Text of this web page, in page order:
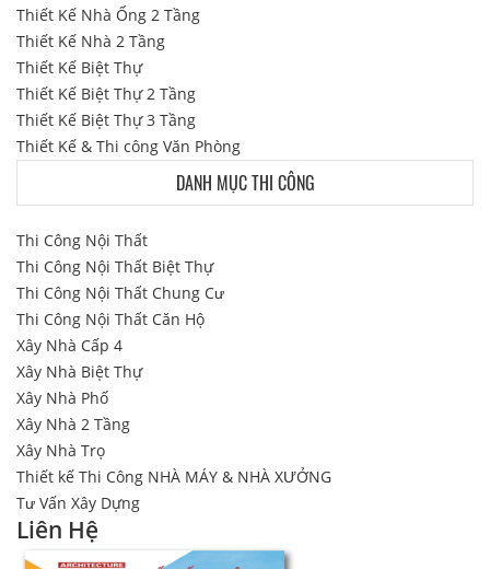
Thiết Kế Nhà Ống 2 Tầng
Thiết Kế Nhà 2 Tầng
Thiết Kế Biệt Thự
Thiết Kế Biệt Thự 2 Tầng
Thiết Kế Biệt Thự 3 Tầng
Thiết Kế & Thi công Văn Phòng
DANH MỤC THI CÔNG
Thi Công Nội Thất
Thi Công Nội Thất Biệt Thự
Thi Công Nội Thất Chung Cư
Thi Công Nội Thất Căn Hộ
Xây Nhà Cấp 4
Xây Nhà Biệt Thự
Xây Nhà Phố
Xây Nhà 2 Tầng
Xây Nhà Trọ
Thiết kế Thi Công NHÀ MÁY & NHÀ XƯỞNG
Tư Vấn Xây Dựng
Liên Hệ